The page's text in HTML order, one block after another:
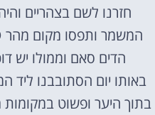
חזרנו לשם בצהריים
המשמר ותפסו מקום מהר
הדים סאם וממולו יש
באותו יום הסתובבנו ליד
בתוך היער ופשוט